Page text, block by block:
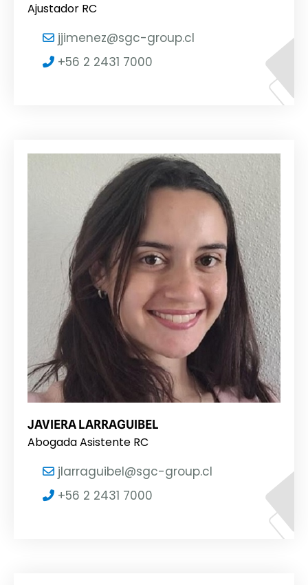
Ajustador RC
jjimenez@sgc-group.cl
+56 2 2431 7000
JAVIERA LARRAGUIBEL
Abogada Asistente RC
jlarraguibel@sgc-group.cl
+56 2 2431 7000